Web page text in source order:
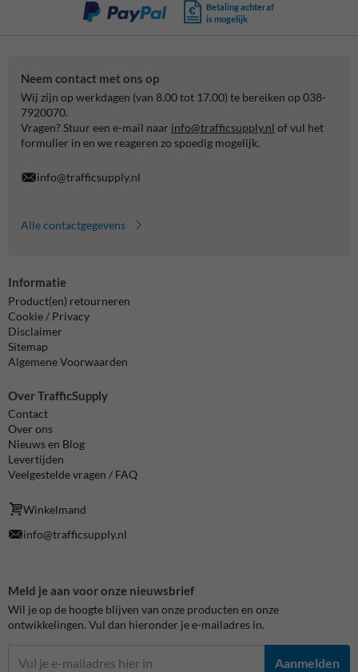
Betaling achteraf
is mogelijk
Neem contact met ons op
Wij zijn op werkdagen (van 8.00 tot 17.00) te bereiken op 038-
7920070.
Vragen? Stuur een e-mail naar info@trafficsupply.nl of vul het
formulier in en we reageren zo spoedig mogelijk.
info@trafficsupply.nl
Alle contactgegevens
Informatie
Product(en) retourneren
Cookie / Privacy
Disclaimer
Sitemap
Algemene Voorwaarden
Over TrafficSupply
Contact
Over ons
Nieuws en Blog
Levertijden
Veelgestelde vragen / FAQ
Winkelmand
info@trafficsupply.nl
Meld je aan voor onze nieuwsbrief
Wil je op de hoogte blijven van onze producten en onze
ontwikkelingen. Vul dan hieronder je e-mailadres in.
Aanmelden